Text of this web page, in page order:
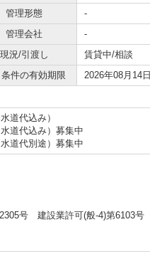
管理形態
-
管理会社
-
現況/引渡し
賃貸中/相談
件の有効期限
2026年08月14日
道代込み）
道代込み）募集中
道代別途）募集中
号 建設業許可(般-4)第6103号